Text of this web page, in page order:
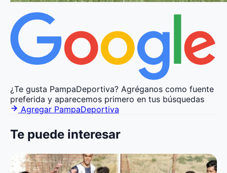
¿Te gusta PampaDeportiva? Agréganos como fuente
preferida y aparecemos primero en tus búsquedas
Agregar PampaDeportiva
Te puede interesar